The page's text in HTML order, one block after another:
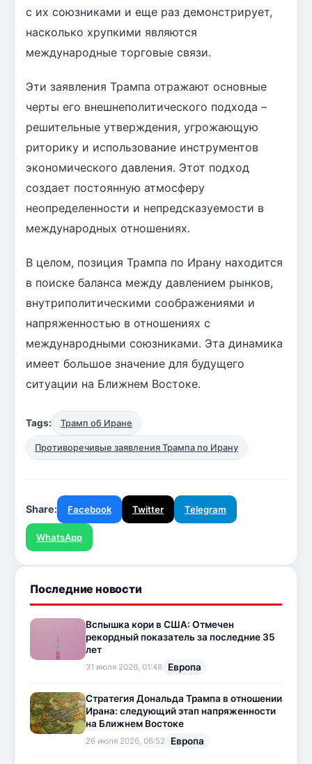
с их союзниками и еще раз демонстрирует,
насколько хрупкими являются
международные торговые связи.
Эти заявления Трампа отражают основные
черты его внешнеполитического подхода –
решительные утверждения, угрожающую
риторику и использование инструментов
экономического давления. Этот подход
создает постоянную атмосферу
неопределенности и непредсказуемости в
международных отношениях.
В целом, позиция Трампа по Ирану находится
в поиске баланса между давлением рынков,
внутриполитическими соображениями и
напряженностью в отношениях с
международными союзниками. Эта динамика
имеет большое значение для будущего
ситуации на Ближнем Востоке.
Tags: Трамп об Иране
Противоречивые заявления Трампа по Ирану
Share: Facebook Twitter Telegram
WhatsApp
Последние новости
Вспышка кори в США: Отмечен
рекордный показатель за последние 35
лет
31 июля 2026, 01:48 Европа
Стратегия Дональда Трампа в отношении
Ирана: следующий этап напряженности
на Ближнем Востоке
26 июля 2026, 06:52 Европа